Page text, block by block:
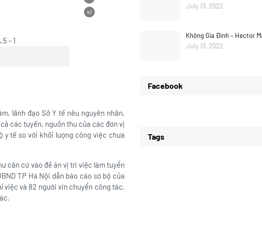
lãnh đạo Sở Y tế nêu nguyên nhân,
các tuyến, nguồn thu của các đơn vị
y tế so với khối lượng công việc chưa
căn cứ vào đề án vị trí việc làm tuyển
TP Hà Nội dẫn báo cáo sơ bộ của
việc và 82 người xin chuyển công tác.
July 13, 2022
Không Gia Đình – Hector
July 13, 2022
Facebook
Tags